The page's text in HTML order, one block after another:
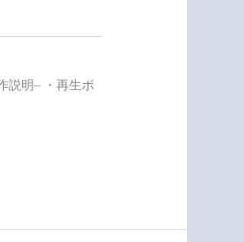
説明– ・再生ボ